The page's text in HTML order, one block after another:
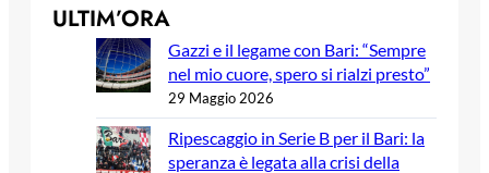
ULTIM’ORA
Gazzi e il legame con Bari: “Sempre
nel mio cuore, spero si rialzi presto”
29 Maggio 2026
Ripescaggio in Serie B per il Bari: la
speranza è legata alla crisi della